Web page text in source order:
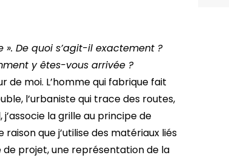
De quoi s’agit-il exactement ?
y êtes-vous arrivée ?
de moi. L’homme qui fabrique fait
l’urbaniste qui trace des routes,
la grille au principe de
que j’utilise des matériaux liés
de projet, une représentation de la